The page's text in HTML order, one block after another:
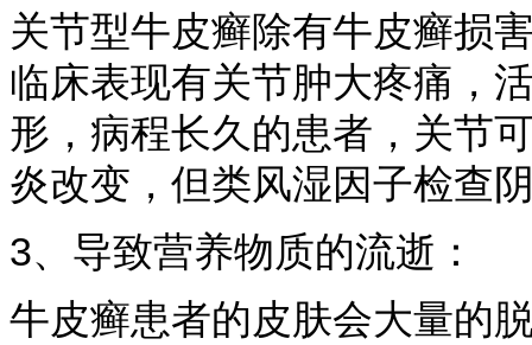
关节型牛皮癣除有牛皮癣损
临床表现有关节肿大疼痛，
形，病程长久的患者，关节
炎改变，但类风湿因子检查
3、导致营养物质的流逝：
牛皮癣患者的皮肤会大量的